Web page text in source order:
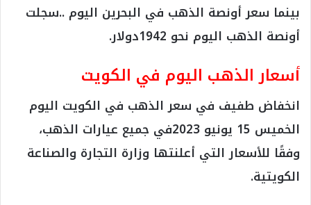
بينما سعر أونصة الذهب في البحرين اليوم ..سجلت
أونصة الذهب اليوم نحو 1942دولار.
أسعار الذهب اليوم في الكويت
انخفاض طفيف في سعر الذهب في الكويت اليوم
الخميس 15 يونيو 2023في جميع عيارات الذهب،
وفقًا للأسعار التي أعلنتها وزارة التجارة والصناعة
الكويتية.